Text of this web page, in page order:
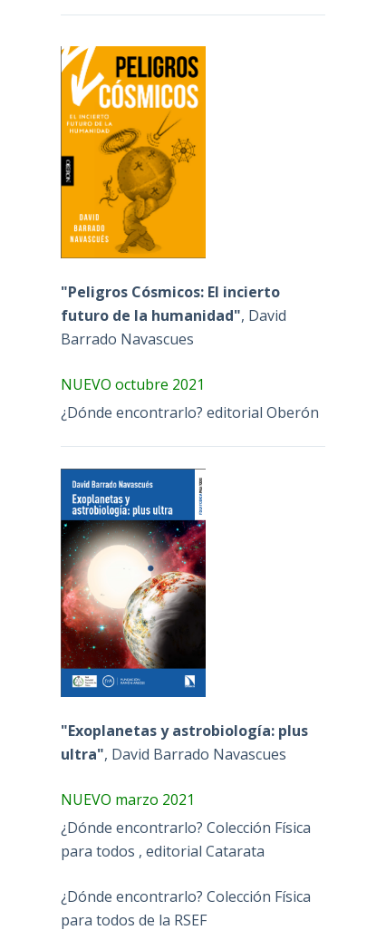
"Peligros Cósmicos: El incierto
futuro de la humanidad", David
Barrado Navascues
NUEVO octubre 2021
¿Dónde encontrarlo? editorial Oberón
"Exoplanetas y astrobiología: plus
ultra", David Barrado Navascues
NUEVO marzo 2021
¿Dónde encontrarlo? Colección Física
para todos , editorial Catarata
¿Dónde encontrarlo? Colección Física
para todos de la RSEF